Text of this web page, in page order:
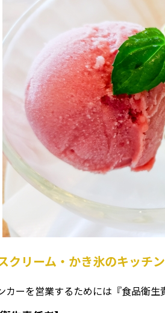
クリーム・かき氷のキッチ
カーを営業するためには『食品衛生